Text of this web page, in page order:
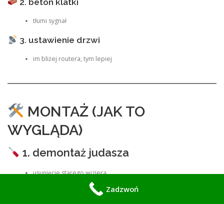
tłumi sygnał
3. ustawienie drzwi
im bliżej routera, tym lepiej
MONTAŻ (JAK TO
WYGLĄDA)
1. demontaż judasza
usunięcie starego wizjera
2. dopasowanie otworu
Zadzwoń